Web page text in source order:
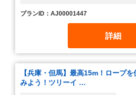
プランID：AJ00001447
詳細
【兵庫・但馬】最高15m！ロープ
みよう！ツリーイ …